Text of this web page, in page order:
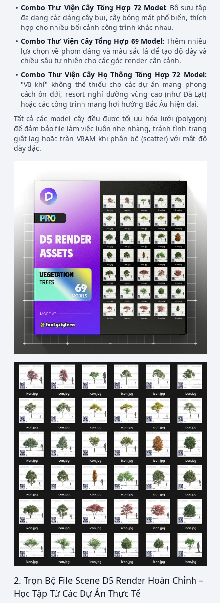
Combo Thư Viện Cây Tổng Hợp 72 Model: Bộ sưu tập
đa dạng các dáng cây bụi, cây bóng mát phổ biến, thích
hợp cho nhiều bối cảnh công trình khác nhau.
Combo Thư Viện Cây Tổng Hợp 69 Model: Thêm nhiều
lựa chọn về phom dáng và màu sắc lá để tạo độ dày và
chiều sâu tự nhiên cho các góc render cận cảnh.
Combo Thư Viện Cây Họ Thông Tổng Hợp 72 Model:
"Vũ khí" không thể thiếu cho các dự án mang phong
cách ôn đới, resort nghỉ dưỡng vùng cao (như Đà Lạt)
hoặc các công trình mang hơi hướng Bắc Âu hiện đại.
Tất cả các model cây đều được tối ưu hóa lưới (polygon)
để đảm bảo file làm việc luôn nhẹ nhàng, tránh tình trạng
giật lag hoặc tràn VRAM khi phân bố (scatter) với mật độ
dày đặc.
2. Trọn Bộ File Scene D5 Render Hoàn Chỉnh –
Học Tập Từ Các Dự Án Thực Tế